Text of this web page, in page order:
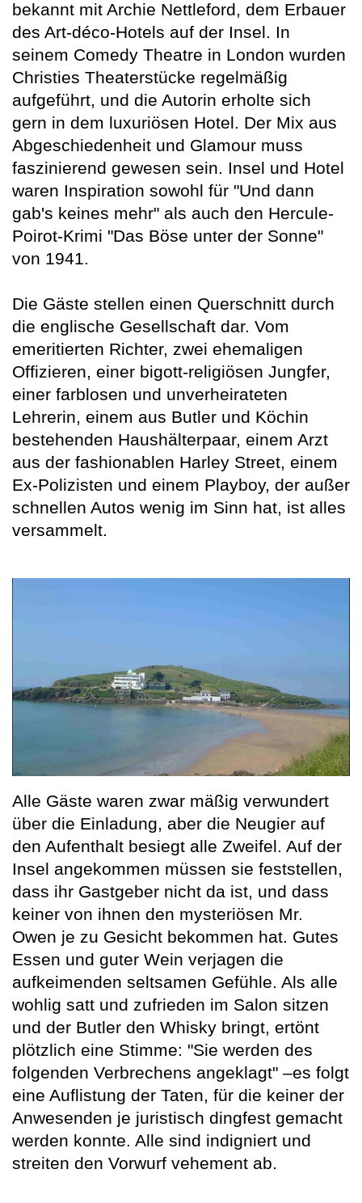
bekannt mit Archie Nettleford, dem Erbauer
des Art-déco-Hotels auf der Insel. In
seinem Comedy Theatre in London wurden
Christies Theaterstücke regelmäßig
aufgeführt, und die Autorin erholte sich
gern in dem luxuriösen Hotel. Der Mix aus
Abgeschiedenheit und Glamour muss
faszinierend gewesen sein. Insel und Hotel
waren Inspiration sowohl für "Und dann
gab's keines mehr" als auch den Hercule-
Poirot-Krimi "Das Böse unter der Sonne"
von 1941.
Die Gäste stellen einen Querschnitt durch
die englische Gesellschaft dar. Vom
emeritierten Richter, zwei ehemaligen
Offizieren, einer bigott-religiösen Jungfer,
einer farblosen und unverheirateten
Lehrerin, einem aus Butler und Köchin
bestehenden Haushälterpaar, einem Arzt
aus der fashionablen Harley Street, einem
Ex-Polizisten und einem Playboy, der außer
schnellen Autos wenig im Sinn hat, ist alles
versammelt.
Alle Gäste waren zwar mäßig verwundert
über die Einladung, aber die Neugier auf
den Aufenthalt besiegt alle Zweifel. Auf der
Insel angekommen müssen sie feststellen,
dass ihr Gastgeber nicht da ist, und dass
keiner von ihnen den mysteriösen Mr.
Owen je zu Gesicht bekommen hat. Gutes
Essen und guter Wein verjagen die
aufkeimenden seltsamen Gefühle. Als alle
wohlig satt und zufrieden im Salon sitzen
und der Butler den Whisky bringt, ertönt
plötzlich eine Stimme: "Sie werden des
folgenden Verbrechens angeklagt" –es folgt
eine Auflistung der Taten, für die keiner der
Anwesenden je juristisch dingfest gemacht
werden konnte. Alle sind indigniert und
streiten den Vorwurf vehement ab.